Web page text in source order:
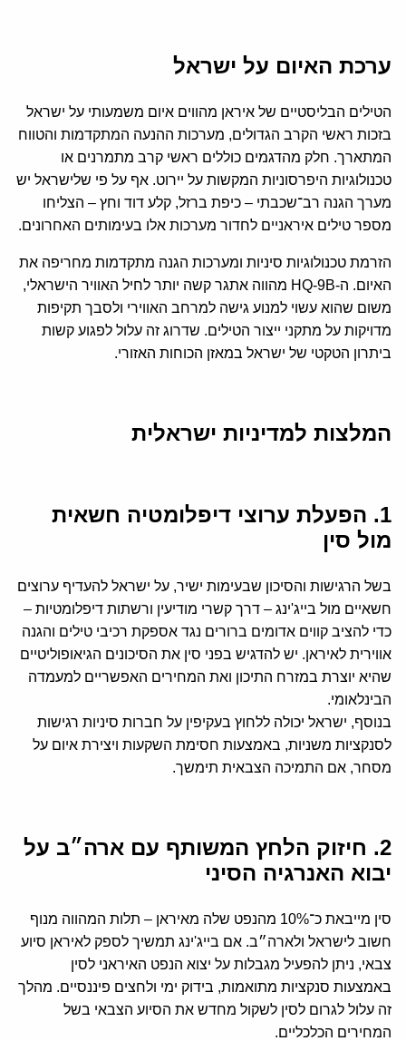
ערכת האיום על ישראל
הטילים הבליסטיים של איראן מהווים איום משמעותי על ישראל
בזכות ראשי הקרב הגדולים, מערכות ההנעה המתקדמות והטווח
המתארך. חלק מהדגמים כוללים ראשי קרב מתמרנים או
טכנולוגיות היפרסוניות המקשות על יירוט. אף על פי שלישראל יש
מערך הגנה רב־שכבתי – כיפת ברזל, קלע דוד וחץ – הצליחו
מספר טילים איראניים לחדור מערכות אלו בעימותים האחרונים.
הזרמת טכנולוגיות סיניות ומערכות הגנה מתקדמות מחריפה את
האיום. ה-HQ-9B מהווה אתגר קשה יותר לחיל האוויר הישראלי,
משום שהוא עשוי למנוע גישה למרחב האווירי ולסבך תקיפות
מדויקות על מתקני ייצור הטילים. שדרוג זה עלול לפגוע קשות
ביתרון הטקטי של ישראל במאזן הכוחות האזורי.
המלצות למדיניות ישראלית
1. הפעלת ערוצי דיפלומטיה חשאית
מול סין
בשל הרגישות והסיכון שבעימות ישיר, על ישראל להעדיף ערוצים
חשאיים מול בייג'ינג – דרך קשרי מודיעין ורשתות דיפלומטיות –
כדי להציב קווים אדומים ברורים נגד אספקת רכיבי טילים והגנה
אווירית לאיראן. יש להדגיש בפני סין את הסיכונים הגיאופוליטיים
שהיא יוצרת במזרח התיכון ואת המחירים האפשריים למעמדה
הבינלאומי.
בנוסף, ישראל יכולה ללחוץ בעקיפין על חברות סיניות רגישות
לסנקציות משניות, באמצעות חסימת השקעות ויצירת איום על
מסחר, אם התמיכה הצבאית תימשך.
2. חיזוק הלחץ המשותף עם ארה״ב על
יבוא האנרגיה הסיני
סין מייבאת כ־10% מהנפט שלה מאיראן – תלות המהווה מנוף
חשוב לישראל ולארה״ב. אם בייג'ינג תמשיך לספק לאיראן סיוע
צבאי, ניתן להפעיל מגבלות על יצוא הנפט האיראני לסין
באמצעות סנקציות מתואמות, בידוק ימי ולחצים פיננסיים. מהלך
זה עלול לגרום לסין לשקול מחדש את הסיוע הצבאי בשל
המחירים הכלכליים.